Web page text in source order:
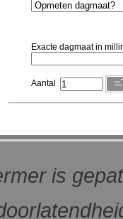
Exacte dagmaat in
Aantal
is